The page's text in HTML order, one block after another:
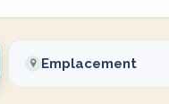
Emplacement